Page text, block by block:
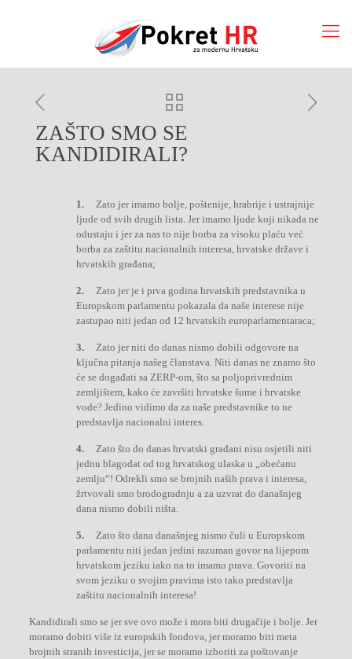
ZAŠTO SMO SE
KANDIDIRALI?
1.
Zato jer imamo bolje, poštenije, hrabrije i ustrajnije
ljude od svih drugih lista. Jer imamo ljude koji nikada ne
odustaju i jer za nas to nije borba za visoku plaću već
borba za zaštitu nacionalnih interesa, hrvatske države i
hrvatskih građana;
2.
Zato jer je i prva godina hrvatskih predstavnika u
Europskom parlamentu pokazala da naše interese nije
zastupao niti jedan od 12 hrvatskih europarlamentaraca;
3.
Zato jer niti do danas nismo dobili odgovore na
ključna pitanja našeg članstava. Niti danas ne znamo što
će se događati sa ZERP-om, što sa poljoprivrednim
zemljištem, kako će završiti hrvatske šume i hrvatske
vode? Jedino vidimo da za naše predstavnike to ne
predstavlja nacionalni interes.
4.
Zato što do danas hrvatski građani nisu osjetili niti
jednu blagodat od tog hrvatskog ulaska u „obećanu
zemlju“! Odrekli smo se brojnih naših prava i interesa,
žrtvovali smo brodogradnju a za uzvrat do današnjeg
dana nismo dobili ništa.
5.
Zato što dana današnjeg nismo čuli u Europskom
parlamentu niti jedan jedini razuman govor na lijepom
hrvatskom jeziku iako na to imamo prava. Govoriti na
svom jeziku o svojim pravima isto tako predstavlja
zaštitu nacionalnih interesa!
Kandidirali smo se jer sve ovo može i mora biti drugačije i bolje. Jer
moramo dobiti više iz europskih fondova, jer moramo biti meta
brojnih stranih investicija, jer se moramo izboriti za poštovanje